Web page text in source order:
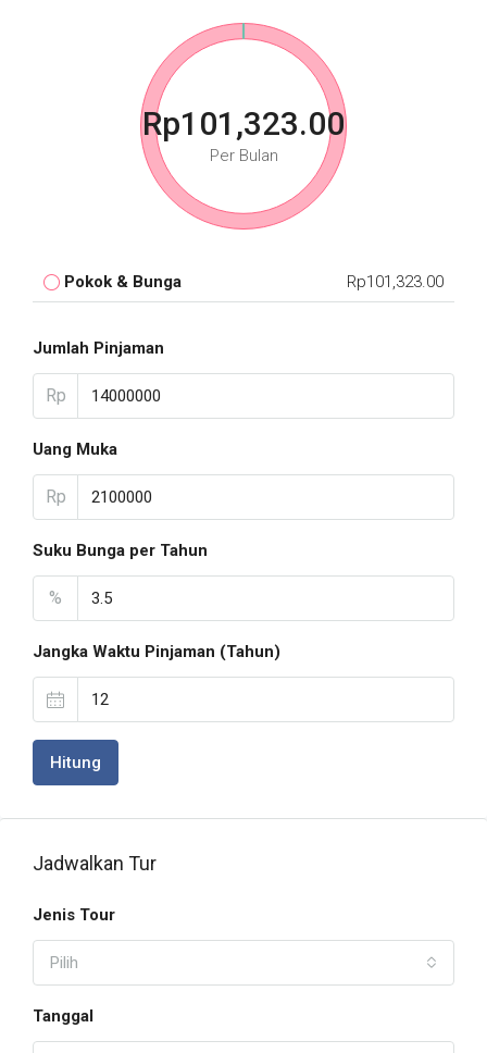
Rp101,323.00
Per Bulan
Pokok & Bunga Rp101,323.00
Jumlah Pinjaman
Rp
Uang Muka
Rp
Suku Bunga per Tahun
%
Jangka Waktu Pinjaman (Tahun)
Hitung
Jadwalkan Tur
Jenis Tour
Pilih
Tanggal